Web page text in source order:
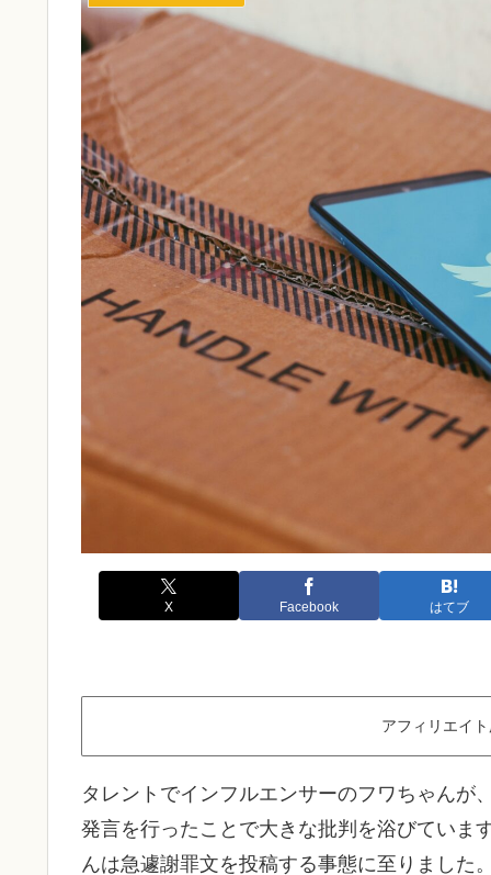
X Facebook はてブ
アフィリエイ
タレントでインフルエンサーのフワちゃんが
発言を行ったことで大きな批判を浴びていま
んは急遽謝罪文を投稿する事態に至りました